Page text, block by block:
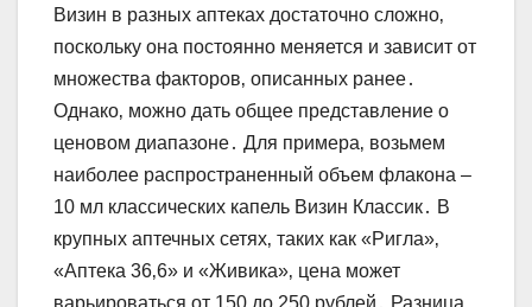
Визин в разных аптеках достаточно сложно‚
поскольку она постоянно меняется и зависит от
множества факторов‚ описанных ранее․
Однако‚ можно дать общее представление о
ценовом диапазоне․ Для примера‚ возьмем
наиболее распространенный объем флакона –
10 мл классических капель Визин Классик․ В
крупных аптечных сетях‚ таких как «Ригла»‚
«Аптека 36‚6» и «Живика»‚ цена может